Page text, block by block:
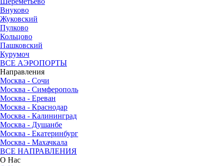
Внуково
Жуковский
Пулково
Кольцово
Пашковский
Курумоч
ВСЕ АЭРОПОРТЫ
Направления
Москва - Сочи
Москва - Симферополь
Москва - Ереван
Москва - Краснодар
Москва - Калининград
Москва - Душанбе
Москва - Екатеринбург
Москва - Махачкала
ВСЕ НАПРАВЛЕНИЯ
О Нас